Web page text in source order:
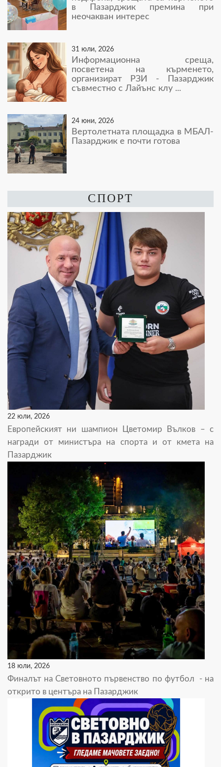
в Пазарджик премина при
неочакван интерес
31 юли, 2026
Информационна среща,
посветена на кърменето,
организират РЗИ - Пазарджик
съвместно с Лайънс клу ...
24 юни, 2026
Вертолетната площадка в МБАЛ-
Пазарджик е почти готова
СПОРТ
22 юли, 2026
Европейският ни шампион Цветомир Вълков – с
награди от министъра на спорта и от кмета на
Пазарджик
18 юли, 2026
Финалът на Световното първенство по футбол - на
открито в центъра на Пазарджик